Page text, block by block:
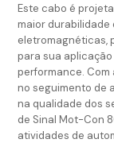
Este cabo é
maior
eletromagnéticas,
para sua
performance. Com
no seguimento de
na qualidade dos
de Sinal Mot-Con
atividades de